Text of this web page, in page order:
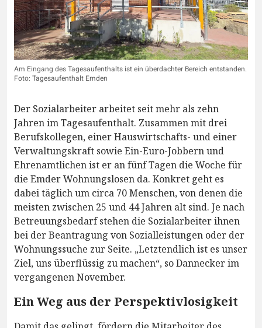
Am Eingang des Tagesaufenthalts ist ein überdachter Bereich entstanden.
Foto: Tagesaufenthalt Emden
Der Sozialarbeiter arbeitet seit mehr als zehn
Jahren im Tagesaufenthalt. Zusammen mit drei
Berufskollegen, einer Hauswirtschafts- und einer
Verwaltungskraft sowie Ein-Euro-Jobbern und
Ehrenamtlichen ist er an fünf Tagen die Woche für
die Emder Wohnungslosen da. Konkret geht es
dabei täglich um circa 70 Menschen, von denen die
meisten zwischen 25 und 44 Jahren alt sind. Je nach
Betreuungsbedarf stehen die Sozialarbeiter ihnen
bei der Beantragung von Sozialleistungen oder der
Wohnungssuche zur Seite. „Letztendlich ist es unser
Ziel, uns überflüssig zu machen“, so Dannecker im
vergangenen November.
Ein Weg aus der Perspektivlosigkeit